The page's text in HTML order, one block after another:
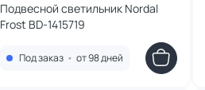
Подвесной светильник Nordal
Frost BD-1415719
Под заказ • от 98 дней